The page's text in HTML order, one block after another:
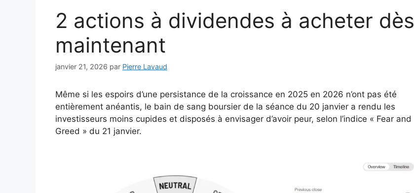
2 actions à dividendes à acheter dès
maintenant
janvier 21, 2026 par Pierre Lavaud
Même si les espoirs d’une persistance de la croissance en 2025 en 2026 n’ont pas été
entièrement anéantis, le bain de sang boursier de la séance du 20 janvier a rendu les
investisseurs moins cupides et disposés à envisager d’avoir peur, selon l’indice « Fear and
Greed » du 21 janvier.